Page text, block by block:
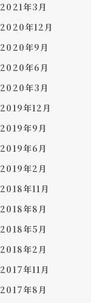
2021年3月
2020年12月
2020年9月
2020年6月
2020年3月
2019年12月
2019年9月
2019年6月
2019年2月
2018年11月
2018年8月
2018年5月
2018年2月
2017年11月
2017年8月